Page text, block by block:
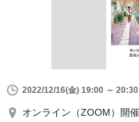
2022/12/16(金) 19:00 ～ 20:30
オンライン（ZOOM）開催